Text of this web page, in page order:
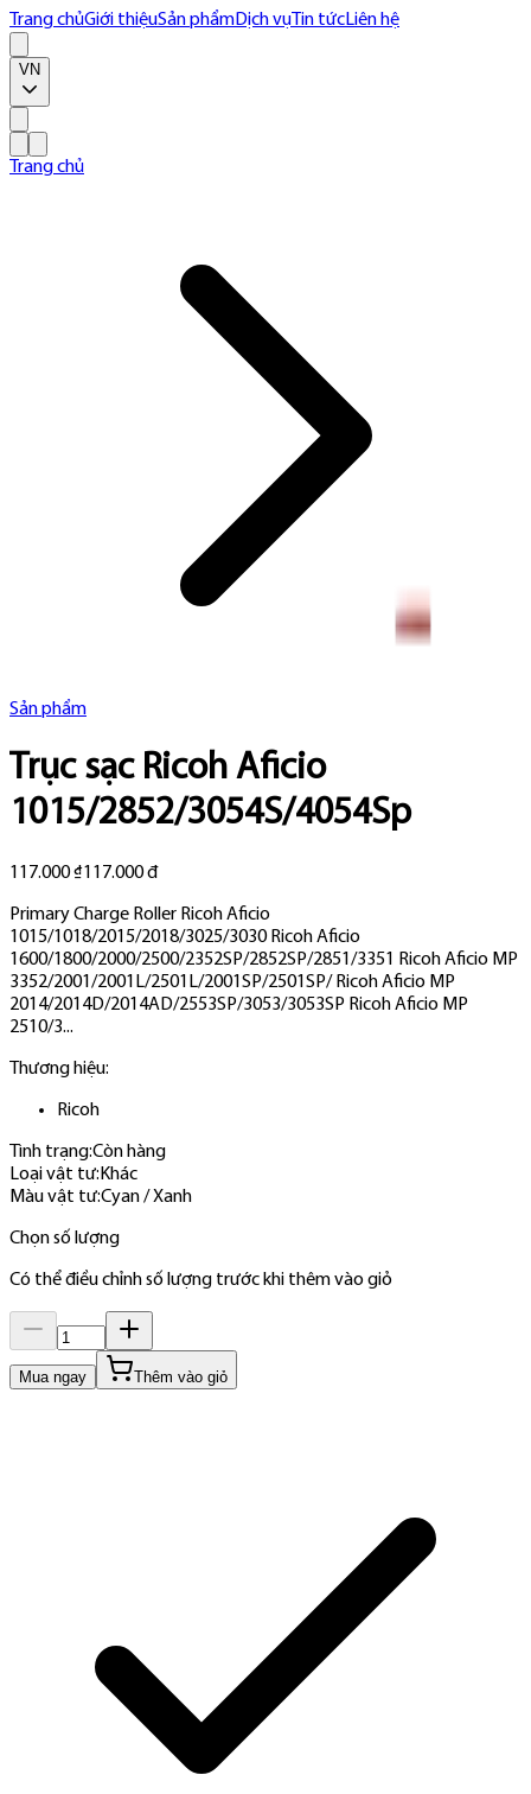
Trang chủGiới thiệuSản phẩmDịch vụ Tin tứcLiên hệ
VN
Trang chủ
Sản phẩm
Trục sạc Ricoh Aficio
1015/2852/3054S/4054Sp
117.000 ₫117.000 đ
Primary Charge Roller Ricoh Aficio
1015/1018/2015/2018/3025/3030 Ricoh Aficio
1600/1800/2000/2500/2352SP/2852SP/2851/3351 Ricoh Aficio MP
3352/2001/2001L/2501L/2001SP/2501SP/ Ricoh Aficio MP
2014/2014D/2014AD/2553SP/3053/3053SP Ricoh Aficio MP
2510/3...
Thương hiệu:
Ricoh
Tình trạng:Còn hàng
Loại vật tư: Khác
Màu vật tư:Cyan / Xanh
Chọn số lượng
Có thể điều chỉnh số lượng trước khi thêm vào giỏ
Mua ngay Thêm vào giỏ